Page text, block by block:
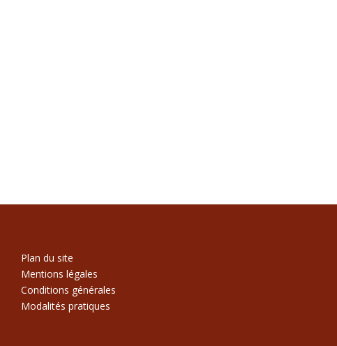
Plan du site
Mentions légales
Conditions générales
Modalités pratiques